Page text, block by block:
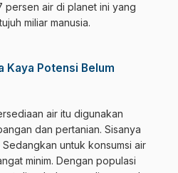
persen air di planet ini yang
miliar manusia.
Kaya Potensi Belum
air itu digunakan
dan pertanian. Sisanya
untuk konsumsi air
minim. Dengan populasi